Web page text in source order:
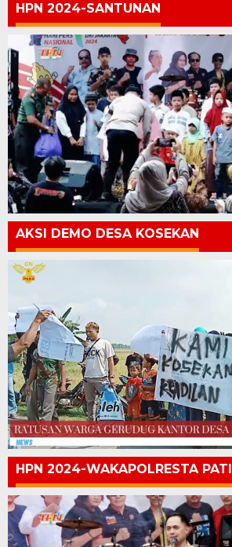
HPN 2024-SANTUNAN
AKSI DEMO DESA KOSEKAN
HPN 2024-WAKAPOLRESTA PATI